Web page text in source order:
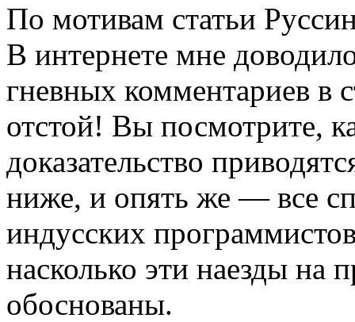
По мотивам статьи
В интернете мне
гневных комментариев
отстой! Вы посмотрите,
доказательство
ниже, и опять же — все
индусских
насколько эти наезды на
обоснованы.